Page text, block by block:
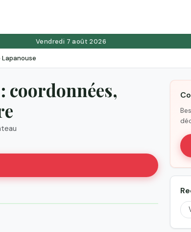
Vendredi 7 août 2026
coordonnées,